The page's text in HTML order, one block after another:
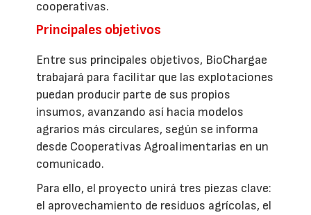
cooperativas.
Principales objetivos
Entre sus principales objetivos, BioChargae
trabajará para facilitar que las explotaciones
puedan producir parte de sus propios
insumos, avanzando así hacia modelos
agrarios más circulares, según se informa
desde Cooperativas Agroalimentarias en un
comunicado.
Para ello, el proyecto unirá tres piezas clave:
el aprovechamiento de residuos agrícolas, el